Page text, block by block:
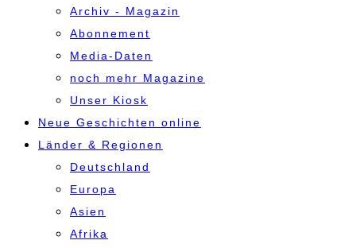
Archiv - Magazin
Abonnement
Media-Daten
noch mehr Magazine
Unser Kiosk
Neue Geschichten online
Länder & Regionen
Deutschland
Europa
Asien
Afrika